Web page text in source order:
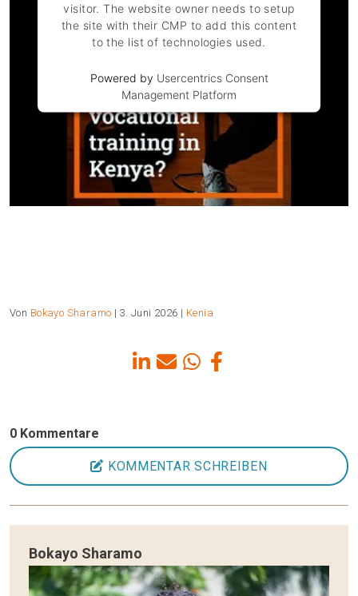
visitor. The website owner needs to setup
the site with their CMP to add this content
to the list of technologies used.
Powered by Usercentrics Consent
Management Platform
Von Bokayo Sharamo | 3. Juni 2026 | Kenia
0 Kommentare
KOMMENTAR SCHREIBEN
Bokayo Sharamo